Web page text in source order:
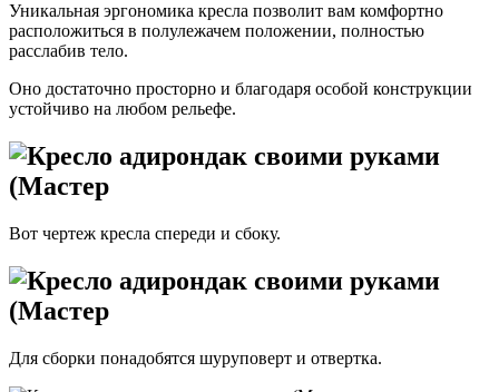
Уникальная эргономика кресла позволит вам комфортно
расположиться в полулежачем положении, полностью
расслабив тело.
Оно достаточно просторно и благодаря особой конструкции
устойчиво на любом рельефе.
Вот чертеж кресла спереди и сбоку.
Для сборки понадобятся шуруповерт и отвертка.